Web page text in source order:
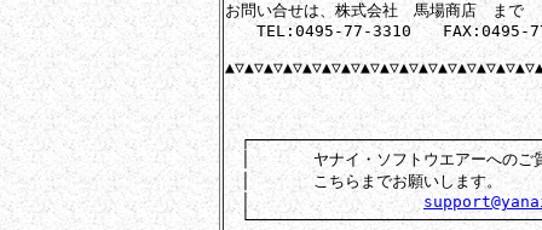
お問い合せは、株式会社　馬場商店　まで
TEL:0495-77-3310　　FAX:0495-
│　　　　ヤナイ・ソフトウエアーへのご
│　　　　こちらまでお願いします。　　
│